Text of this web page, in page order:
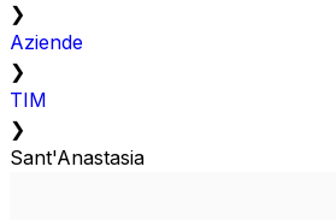
❯
Aziende
❯
TIM
❯
Sant'Anastasia